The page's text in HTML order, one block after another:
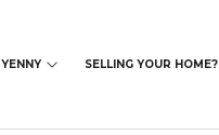
YENNY SELLING YOUR HOME?